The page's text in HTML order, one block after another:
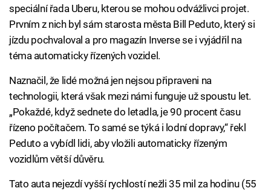
speciální řada Uberu, kterou se mohou odvážlivci projet.
Prvním z nich byl sám starosta města Bill Peduto, který si
jízdu pochvaloval a pro magazín Inverse se i vyjádřil na
téma automaticky řízených vozidel.
Naznačil, že lidé možná jen nejsou připraveni na
technologii, která však mezi námi funguje už spoustu let.
„Pokaždé, když sednete do letadla, je 90 procent času
řízeno počítačem. To samé se týká i lodní dopravy,“ řekl
Peduto a vybídl lidi, aby vložili automaticky řízeným
vozidlům větší důvěru.
Tato auta nejezdí vyšší rychlostí nežli 35 mil za hodinu (55